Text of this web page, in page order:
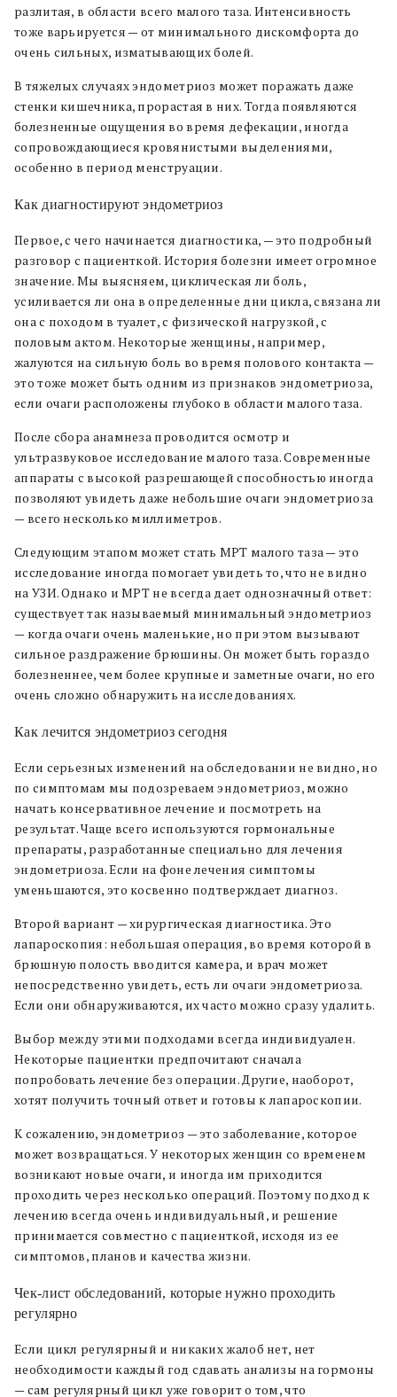
разлитая, в области всего малого таза. Интенсивность
тоже варьируется — от минимального дискомфорта до
очень сильных, изматывающих болей.
В тяжелых случаях эндометриоз может поражать даже
стенки кишечника, прорастая в них. Тогда появляются
болезненные ощущения во время дефекации, иногда
сопровождающиеся кровянистыми выделениями,
особенно в период менструации.
Как диагностируют эндометриоз
Первое, с чего начинается диагностика, — это подробный
разговор с пациенткой. История болезни имеет огромное
значение. Мы выясняем, циклическая ли боль,
усиливается ли она в определенные дни цикла, связана ли
она с походом в туалет, с физической нагрузкой, с
половым актом. Некоторые женщины, например,
жалуются на сильную боль во время полового контакта —
это тоже может быть одним из признаков эндометриоза,
если очаги расположены глубоко в области малого таза.
После сбора анамнеза проводится осмотр и
ультразвуковое исследование малого таза. Современные
аппараты с высокой разрешающей способностью иногда
позволяют увидеть даже небольшие очаги эндометриоза
— всего несколько миллиметров.
Следующим этапом может стать МРТ малого таза — это
исследование иногда помогает увидеть то, что не видно
на УЗИ. Однако и МРТ не всегда дает однозначный ответ:
существует так называемый минимальный эндометриоз
— когда очаги очень маленькие, но при этом вызывают
сильное раздражение брюшины. Он может быть гораздо
болезненнее, чем более крупные и заметные очаги, но его
очень сложно обнаружить на исследованиях.
Как лечится эндометриоз сегодня
Если серьезных изменений на обследовании не видно, но
по симптомам мы подозреваем эндометриоз, можно
начать консервативное лечение и посмотреть на
результат. Чаще всего используются гормональные
препараты, разработанные специально для лечения
эндометриоза. Если на фоне лечения симптомы
уменьшаются, это косвенно подтверждает диагноз.
Второй вариант — хирургическая диагностика. Это
лапароскопия: небольшая операция, во время которой в
брюшную полость вводится камера, и врач может
непосредственно увидеть, есть ли очаги эндометриоза.
Если они обнаруживаются, их часто можно сразу удалить.
Выбор между этими подходами всегда индивидуален.
Некоторые пациентки предпочитают сначала
попробовать лечение без операции. Другие, наоборот,
хотят получить точный ответ и готовы к лапароскопии.
К сожалению, эндометриоз — это заболевание, которое
может возвращаться. У некоторых женщин со временем
возникают новые очаги, и иногда им приходится
проходить через несколько операций. Поэтому подход к
лечению всегда очень индивидуальный, и решение
принимается совместно с пациенткой, исходя из ее
симптомов, планов и качества жизни.
Чек-лист обследований, которые нужно проходить
регулярно
Если цикл регулярный и никаких жалоб нет, нет
необходимости каждый год сдавать анализы на гормоны
— сам регулярный цикл уже говорит о том, что